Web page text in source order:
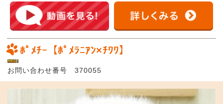
ﾎﾟﾒﾁｰ【ﾎﾟﾒﾗﾆｱﾝ×ﾁﾜﾜ】
お問い合わせ番号 370055